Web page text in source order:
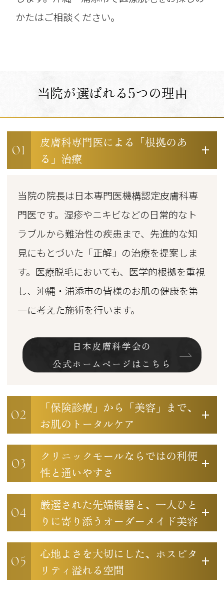
かたはご相談ください。
当院が選ばれる5つの理由
01
皮膚科専門医による「根拠のあ
る」治療
当院の院長は日本専門医機構認定皮膚科専
門医です。湿疹やニキビなどの日常的なト
ラブルから難治性の疾患まで、先進的な知
見にもとづいた「正解」の治療を提案しま
す。医療脱毛においても、医学的根拠を重視
し、沖縄・浦添市の皆様のお肌の健康を第
一に考えた施術を行います。
日本皮膚科学会の
公式ホームページはこちら
02
「保険診療」から「美容」まで、
お肌のトータルケア
03
クリニックモールならではの利便
性と通いやすさ
04
厳選された先端機器と、一人ひと
りに寄り添うオーダーメイド美容
05
心地よさを大切にした、ホスピタ
リティ溢れる空間